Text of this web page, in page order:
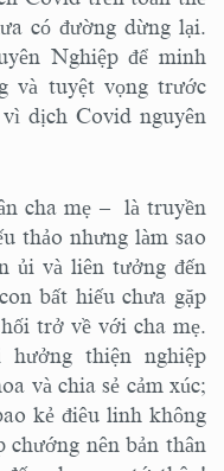
có đường dừng lại.
Nghiệp để minh
và tuyệt vọng trước
dịch Covid nguyên
cha mẹ – là truyền
thảo nhưng làm sao
ủi và liên tưởng đến
bất hiếu chưa gặp
trở về với cha mẹ.
thiện nghiệp
và chia sẻ cảm xúc;
kẻ điêu linh không
chướng nên bản thân